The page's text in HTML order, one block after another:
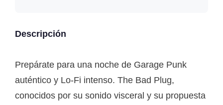
Descripción
Prepárate para una noche de Garage Punk
auténtico y Lo-Fi intenso. The Bad Plug,
conocidos por su sonido visceral y su propuesta